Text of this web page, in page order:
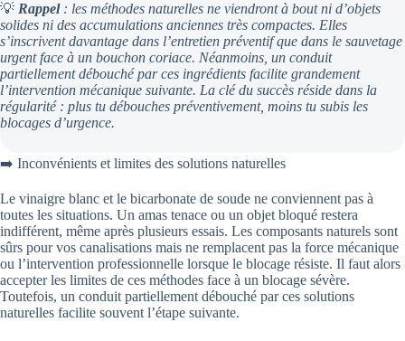
💡 Rappel: les méthodes naturelles ne viendront à bout ni d’objets
solides ni des accumulations anciennes très compactes. Elles
s’inscrivent davantage dans l’entretien préventif que dans le sauvetage
urgent face à un bouchon coriace. Néanmoins, un conduit
partiellement débouché par ces ingrédients facilite grandement
l’intervention mécanique suivante. La clé du succès réside dans la
régularité : plus tu débouches préventivement, moins tu subis les
blocages d’urgence.
➡️ Inconvénients et limites des solutions naturelles
Le vinaigre blanc et le bicarbonate de soude ne conviennent pas à
toutes les situations. Un amas tenace ou un objet bloqué restera
indifférent, même après plusieurs essais. Les composants naturels sont
sûrs pour vos canalisations mais ne remplacent pas la force mécanique
ou l’intervention professionnelle lorsque le blocage résiste. Il faut alors
accepter les limites de ces méthodes face à un blocage sévère.
Toutefois, un conduit partiellement débouché par ces solutions
naturelles facilite souvent l’étape suivante.